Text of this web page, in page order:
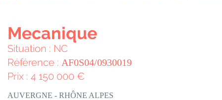
Mecanique
Situation : NC
Référence : AF0S04/0930019
Prix : 4 150 000 €
AUVERGNE - RHÔNE ALPES